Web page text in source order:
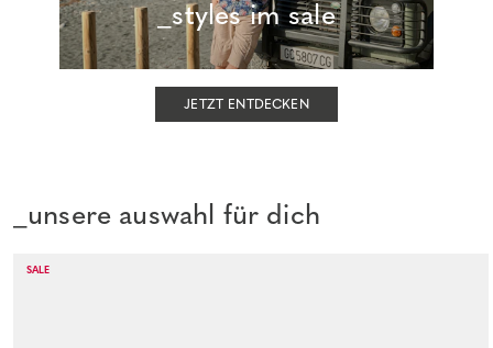
_styles im sale
JETZT ENTDECKEN
_unsere auswahl für dich
SALE